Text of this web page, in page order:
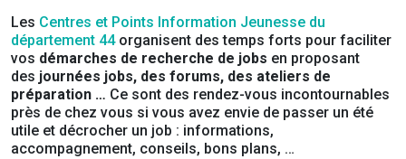
Les Centres et Points Information Jeunesse du
département 44organisent des temps forts pour faciliter
vos démarches de recherche de jobs en proposant
des journées jobs, des forums, des ateliers de
préparation … Ce sont des rendez-vous incontournables
près de chez vous si vous avez envie de passer un été
utile et décrocher un job : informations,
accompagnement, conseils, bons plans, …